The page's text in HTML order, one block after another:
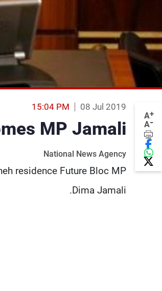
A+
A-
08 Jul 2019
15:04 PM
MP Jamali
National News Agency
residence Future Bloc MP
Dima Jamali.